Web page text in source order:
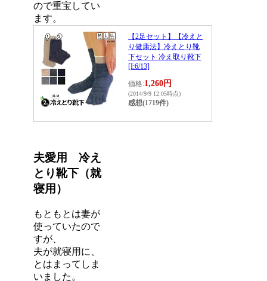
ので重宝してい
ます。
【2足セット】【冷えと
り健康法】冷えとり靴
下セット 冷え取り靴下
[I:6/13]
価格:1,260円
(2014/9/9 12:05時点)
感想(1719件)
夫愛用 冷え
とり靴下（就
寝用）
もともとは妻が
使っていたので
すが、
夫が就寝用に、
とはまってしま
いました。